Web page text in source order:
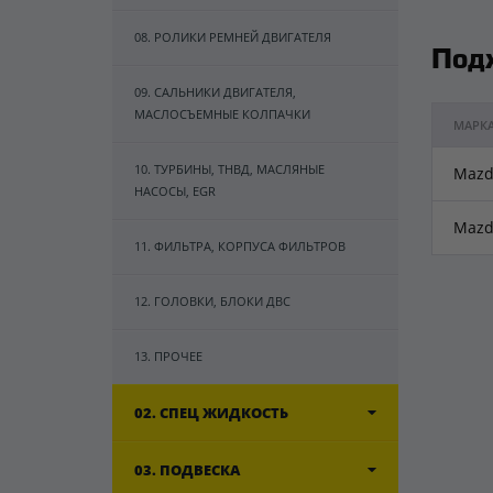
08. РОЛИКИ РЕМНЕЙ ДВИГАТЕЛЯ
09. САЛЬНИКИ ДВИГАТЕЛЯ,
МАСЛОСЪЕМНЫЕ КОЛПАЧКИ
10. ТУРБИНЫ, ТНВД, МАСЛЯНЫЕ
НАСОСЫ, EGR
11. ФИЛЬТРА, КОРПУСА ФИЛЬТРОВ
12. ГОЛОВКИ, БЛОКИ ДВС
13. ПРОЧЕЕ
02. СПЕЦ ЖИДКОСТЬ
03. ПОДВЕСКА